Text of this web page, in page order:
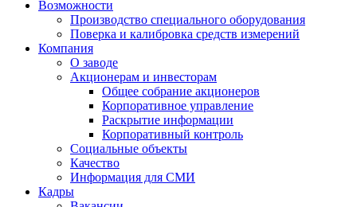
Возможности
Производство специального оборудования
Поверка и калибровка средств измерений
Компания
О заводе
Акционерам и инвесторам
Общее собрание акционеров
Корпоративное управление
Раскрытие информации
Корпоративный контроль
Социальные объекты
Качество
Информация для СМИ
Кадры